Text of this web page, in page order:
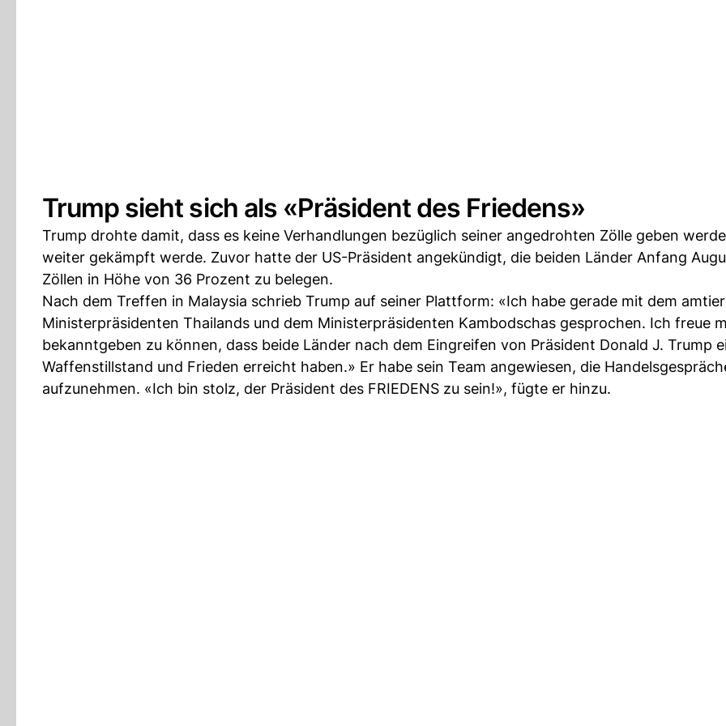
Trump sieht sich als «Präsident des Friedens»
Trump drohte damit, dass es keine Verhandlungen bezüglich seiner angedrohten Zölle geben
weiter gekämpft werde. Zuvor hatte der US-Präsident angekündigt, die beiden Länder Anfang
Zöllen in Höhe von 36 Prozent zu belegen.
Nach dem Treffen in Malaysia schrieb Trump auf seiner Plattform: «Ich habe gerade mit dem
Ministerpräsidenten Thailands und dem Ministerpräsidenten Kambodschas gesprochen. Ich freue
bekanntgeben zu können, dass beide Länder nach dem Eingreifen von Präsident Donald J. Trump
Waffenstillstand und Frieden erreicht haben.» Er habe sein Team angewiesen, die
aufzunehmen. «Ich bin stolz, der Präsident des FRIEDENS zu sein!», fügte er hinzu.